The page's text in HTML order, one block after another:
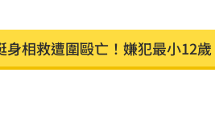
身相救遭圍毆亡！嫌犯最小12歲
油也是我的 睡車竟被收住宿費